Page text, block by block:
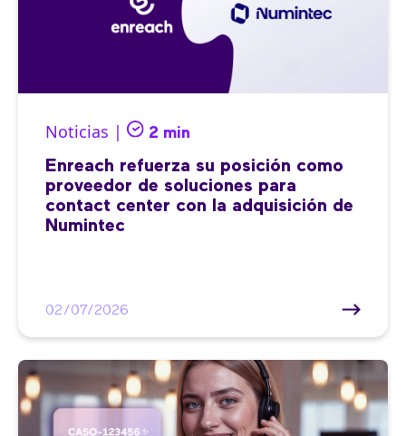
Noticias | 2 min
Enreach refuerza su posición como
proveedor de soluciones para
contact center con la adquisición de
Numintec
02/07/2026